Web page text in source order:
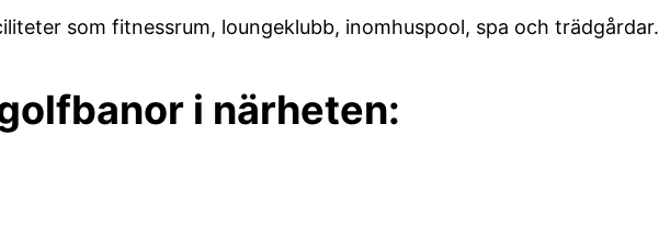
som fitnessrum, loungeklubb, inomhuspool, spa och trädgårdar.
i närheten: